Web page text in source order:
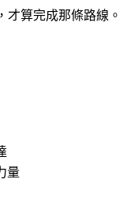
算完成那條路線。
量